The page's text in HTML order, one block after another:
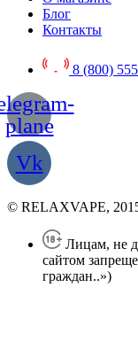
Блог
Контакты
8 (800)
plane
Vk
© RELAXVAPE,
Лицам, не
сайтом
граждан..»)